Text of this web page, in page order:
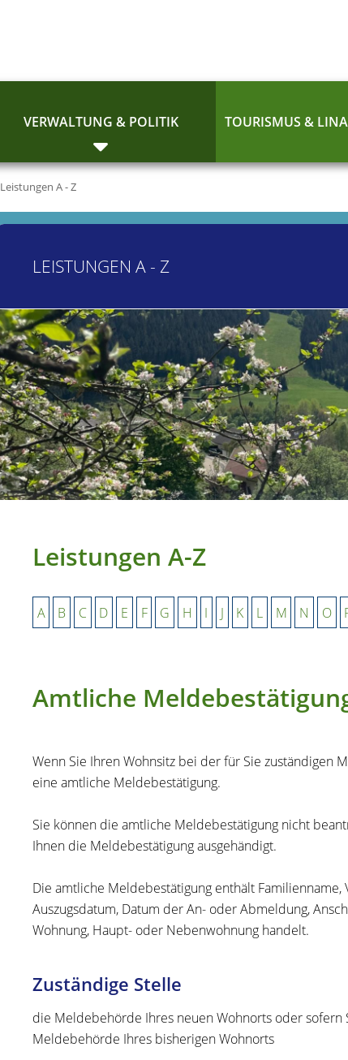
VERWALTUNG & POLITIK TOURISMUS &
Leistungen A - Z
LEISTUNGEN A - Z
Leistungen A-Z
A B C D E F G H I J K L M N O
Amtliche
Wenn Sie Ihren Wohnsitz bei der für Sie zuständigen
eine amtliche Meldebestätigung.
Sie können die amtliche Meldebestätigung nicht
Ihnen die Meldebestätigung ausgehändigt.
Die amtliche Meldebestätigung enthält
Auszugsdatum, Datum der An- oder Abmeldung,
Wohnung, Haupt- oder Nebenwohnung handelt.
Zuständige Stelle
die Meldebehörde Ihres neuen Wohnorts oder
Meldebehörde Ihres bisherigen Wohnorts